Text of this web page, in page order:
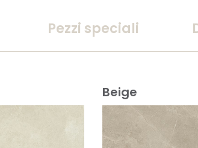
Pezzi speciali
Beige